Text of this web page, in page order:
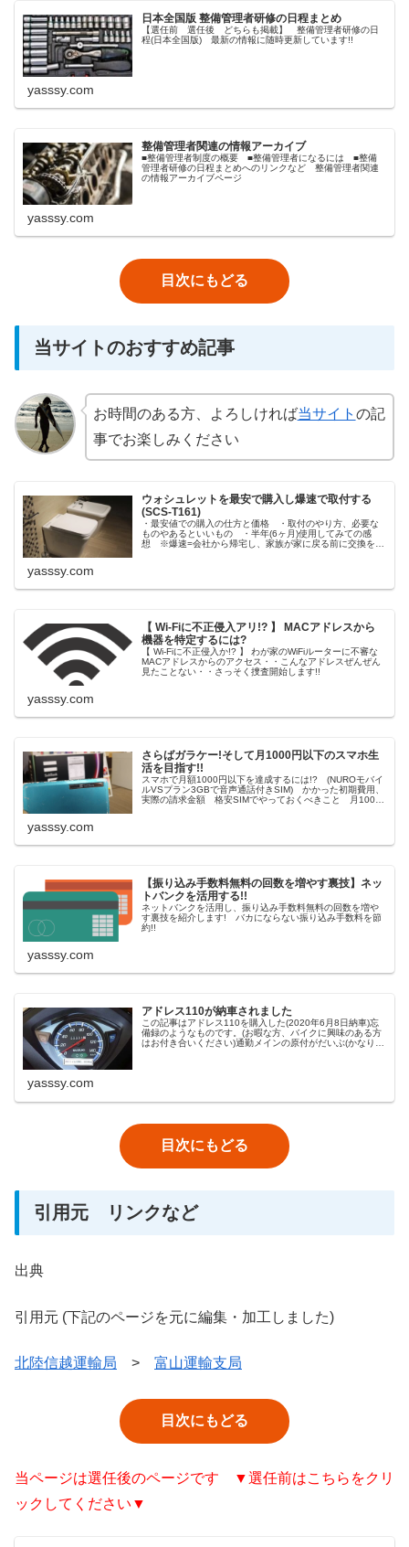
日本全国版 整備管理者研修の日程まとめ
【選任前 選任後 どちらも掲載】 整備管理者研修の日
程(日本全国版) 最新の情報に随時更新しています!!
yasssy.com
整備管理者関連の情報アーカイブ
■整備管理者制度の概要 ■整備管理者になるには ■整備
管理者研修の日程まとめへのリンクなど 整備管理者関連
の情報アーカイブページ
yasssy.com
目次にもどる
当サイトのおすすめ記事
お時間のある方、よろしければ当サイト の記
事でお楽しみください
ウォシュレットを最安で購入し爆速で取付する
(SCS-T161)
・最安値での購入の仕方と価格 ・取付のやり方、必要な
ものやあるといいもの ・半年(6ヶ月)使用してみての感
想 ※爆速=会社から帰宅し、家族が家に戻る前に交換を意
yasssy.com
【 Wi-Fiに不正侵入アリ!? 】 MACアドレスから
機器を特定するには?
【 Wi-Fiに不正侵入か!? 】 わが家のWiFiルーターに不審な
MACアドレスからのアクセス・・こんなアドレスぜんぜん
見たことない・・さっそく捜査開始します!!
yasssy.com
さらばガラケー!そして月1000円以下のスマホ生
活を目指す!!
スマホで月額1000円以下を達成するには!? (NUROモバイ
ルVSプラン3GBで音声通話付きSIM) かかった初期費用、
実際の請求金額 格安SIMでやっておくべきこと 月1000
yasssy.com
【振り込み手数料無料の回数を増やす裏技】ネッ
トバンクを活用する!!
ネットバンクを活用し、振り込み手数料無料の回数を増や
す裏技を紹介します! バカにならない振り込み手数料を節
約!!
yasssy.com
アドレス110が納車されました
この記事はアドレス110を購入した(2020年6月8日納車)忘
備録のようなものです。(お暇な方、バイクに興味のある方
はお付き合いください)通勤メインの原付がだいぶ(かなり)
yasssy.com
目次にもどる
引用元 リンクなど
出典
引用元 (下記のページを元に編集・加工しました)
北陸信越運輸局 > 富山運輸支局
目次にもどる
当ページは選任後のページです ▼選任前はこちらをクリ
ックしてください▼